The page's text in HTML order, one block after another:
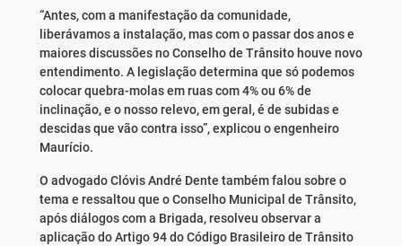
“Antes, com a manifestação da comunidade,
liberávamos a instalação, mas com o passar dos anos e
maiores discussões no Conselho de Trânsito houve novo
entendimento. A legislação determina que só podemos
colocar quebra-molas em ruas com 4% ou 6% de
inclinação, e o nosso relevo, em geral, é de subidas e
descidas que vão contra isso”, explicou o engenheiro
Maurício.
O advogado Clóvis André Dente também falou sobre o
tema e ressaltou que o Conselho Municipal de Trânsito,
após diálogos com a Brigada, resolveu observar a
aplicação do Artigo 94 do Código Brasileiro de Trânsito